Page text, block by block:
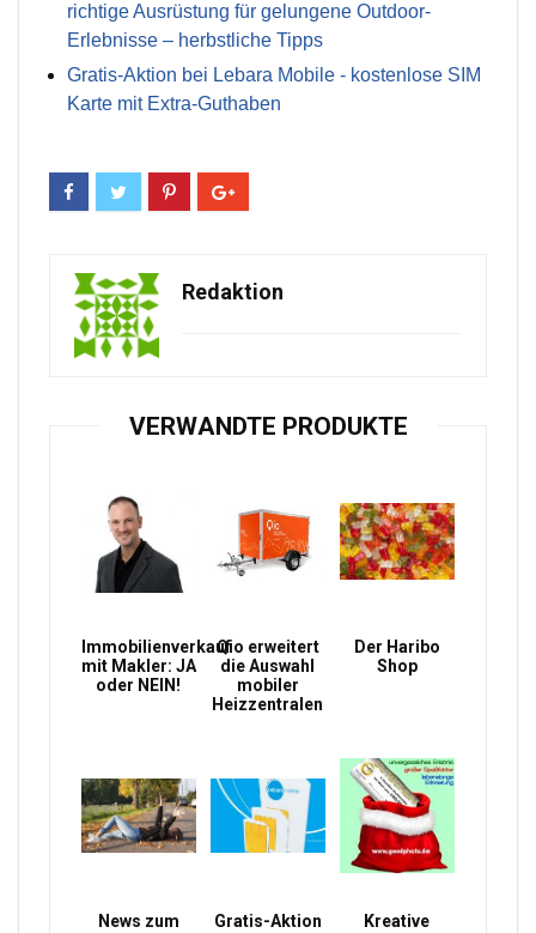
richtige Ausrüstung für gelungene Outdoor-
Erlebnisse – herbstliche Tipps
Gratis-Aktion bei Lebara Mobile - kostenlose SIM
Karte mit Extra-Guthaben
Redaktion
VERWANDTE PRODUKTE
Immobilienverkauf
mit Makler: JA
oder NEIN!
Qio erweitert
die Auswahl
mobiler
Heizzentralen
Der Haribo
Shop
News zum
Gratis-Aktion
Kreative